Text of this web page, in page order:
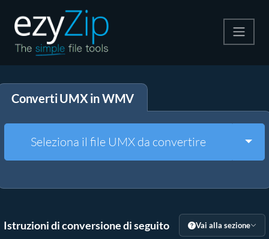
Decomprimi
Altri strumenti
Converti UMX in WMV
Seleziona il file UMX da convertire
Istruzioni di conversione di seguito Vai alla sezione